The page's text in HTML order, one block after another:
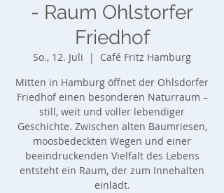
- Raum Ohlstorfer
Friedhof
So., 12. Juli
  |
Café Fritz Hamburg
Mitten in Hamburg öffnet der Ohlsdorfer
Friedhof einen besonderen Naturraum –
still, weit und voller lebendiger
Geschichte. Zwischen alten Baumriesen,
moosbedeckten Wegen und einer
beeindruckenden Vielfalt des Lebens
entsteht ein Raum, der zum Innehalten
einlädt.